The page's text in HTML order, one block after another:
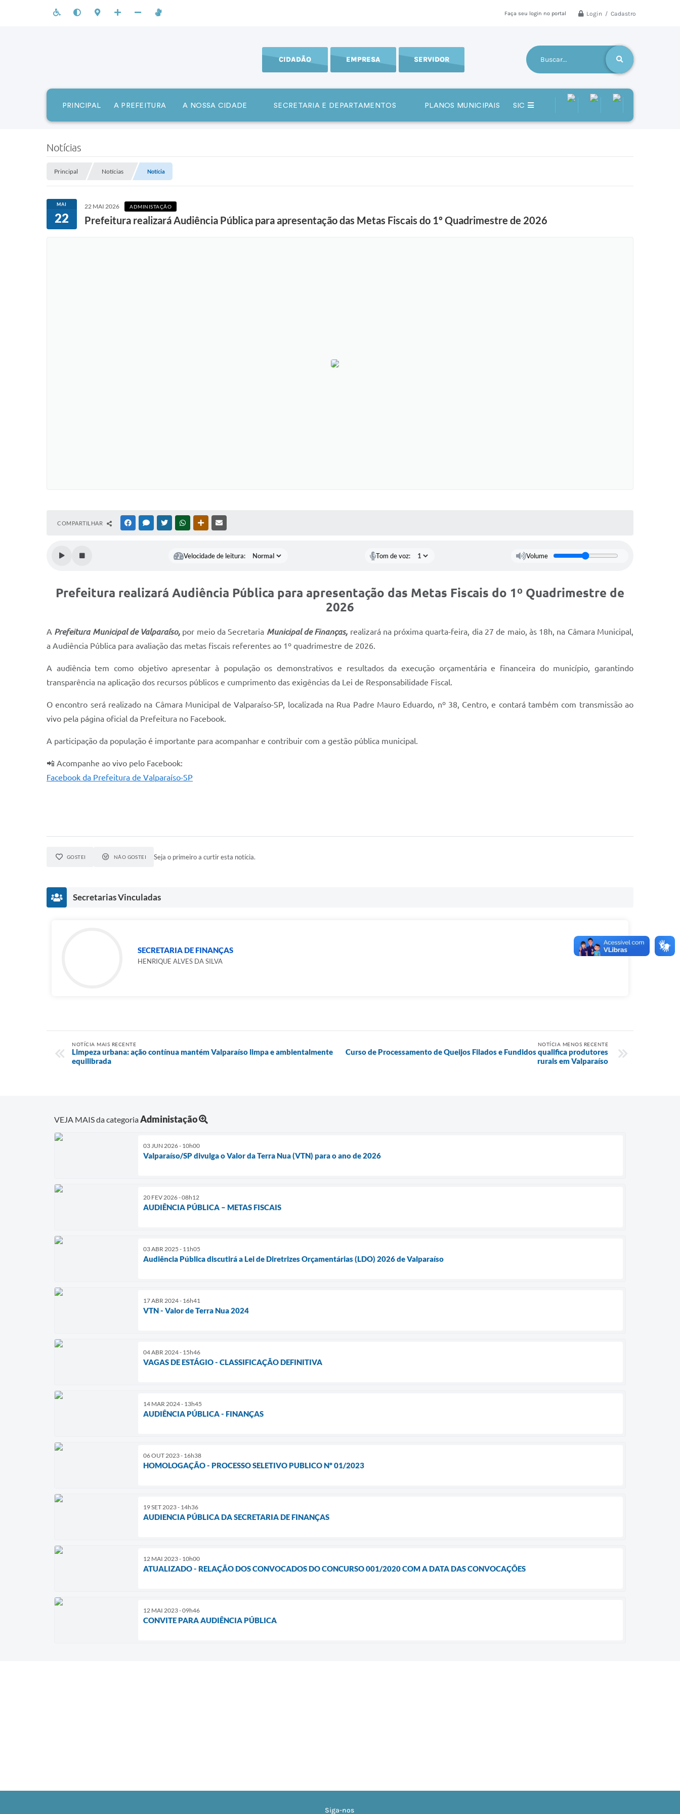
Faça seu login no portal Login / Cadastro
CIDADÃO EMPRESA SERVIDOR
PRINCIPAL A PREFEITURA A NOSSA CIDADE SECRETARIA E DEPARTAMENTOS PLANOS MUNICIPAIS SIC
Notícias
Principal Notícias Notícia
MAI
22
22 MAI 2026 ADMINISTAÇÃO
Prefeitura realizará Audiência Pública para apresentação das Metas Fiscais do 1º Quadrimestre de 2026
COMPARTILHAR FACEBOOKMESSENGER
TWITTERWHATSAPPOUTRAS MÍDIAS
Velocidade de leitura: Tom de voz: Volume
Prefeitura realizará Audiência Pública para apresentação das Metas Fiscais do 1º Quadrimestre de
2026
A Prefeitura Municipal de Valparaíso, por meio da Secretaria Municipal de Finanças, realizará na próxima quarta-feira, dia 27 de maio, às 18h, na Câmara Municipal,
a Audiência Pública para avaliação das metas fiscais referentes ao 1º quadrimestre de 2026.
A audiência tem como objetivo apresentar à população os demonstrativos e resultados da execução orçamentária e financeira do município, garantindo
transparência na aplicação dos recursos públicos e cumprimento das exigências da Lei de Responsabilidade Fiscal.
O encontro será realizado na Câmara Municipal de Valparaíso-SP, localizada na Rua Padre Mauro Eduardo, nº 38, Centro, e contará também com transmissão ao
vivo pela página oficial da Prefeitura no Facebook.
A participação da população é importante para acompanhar e contribuir com a gestão pública municipal.
📲 Acompanhe ao vivo pelo Facebook:
Facebook da Prefeitura de Valparaíso-SP
GOSTEI NÃO GOSTEI Seja o primeiro a curtir esta notícia.
Secretarias Vinculadas
SECRETARIA DE FINANÇAS
HENRIQUE ALVES DA SILVA
NOTÍCIA MAIS RECENTE
Limpeza urbana: ação contínua mantém Valparaíso limpa e ambientalmente
equilibrada
NOTÍCIA MENOS RECENTE
Curso de Processamento de Queijos Filados e Fundidos qualifica produtores
rurais em Valparaíso
VEJA MAIS da categoriaAdministação
03 JUN 2026 - 10h00
Valparaíso/SP divulga o Valor da Terra Nua (VTN) para o ano de 2026
20 FEV 2026 - 08h12
AUDIÊNCIA PÚBLICA – METAS FISCAIS
03 ABR 2025 - 11h05
Audiência Pública discutirá a Lei de Diretrizes Orçamentárias (LDO) 2026 de Valparaíso
17 ABR 2024 - 16h41
VTN - Valor de Terra Nua 2024
04 ABR 2024 - 15h46
VAGAS DE ESTÁGIO - CLASSIFICAÇÃO DEFINITIVA
14 MAR 2024 - 13h45
AUDIÊNCIA PÚBLICA - FINANÇAS
06 OUT 2023 - 16h38
HOMOLOGAÇÃO - PROCESSO SELETIVO PUBLICO Nº 01/2023
19 SET 2023 - 14h36
AUDIENCIA PÚBLICA DA SECRETARIA DE FINANÇAS
12 MAI 2023 - 10h00
ATUALIZADO - RELAÇÃO DOS CONVOCADOS DO CONCURSO 001/2020 COM A DATA DAS CONVOCAÇÕES
12 MAI 2023 - 09h46
CONVITE PARA AUDIÊNCIA PÚBLICA
Siga-nos